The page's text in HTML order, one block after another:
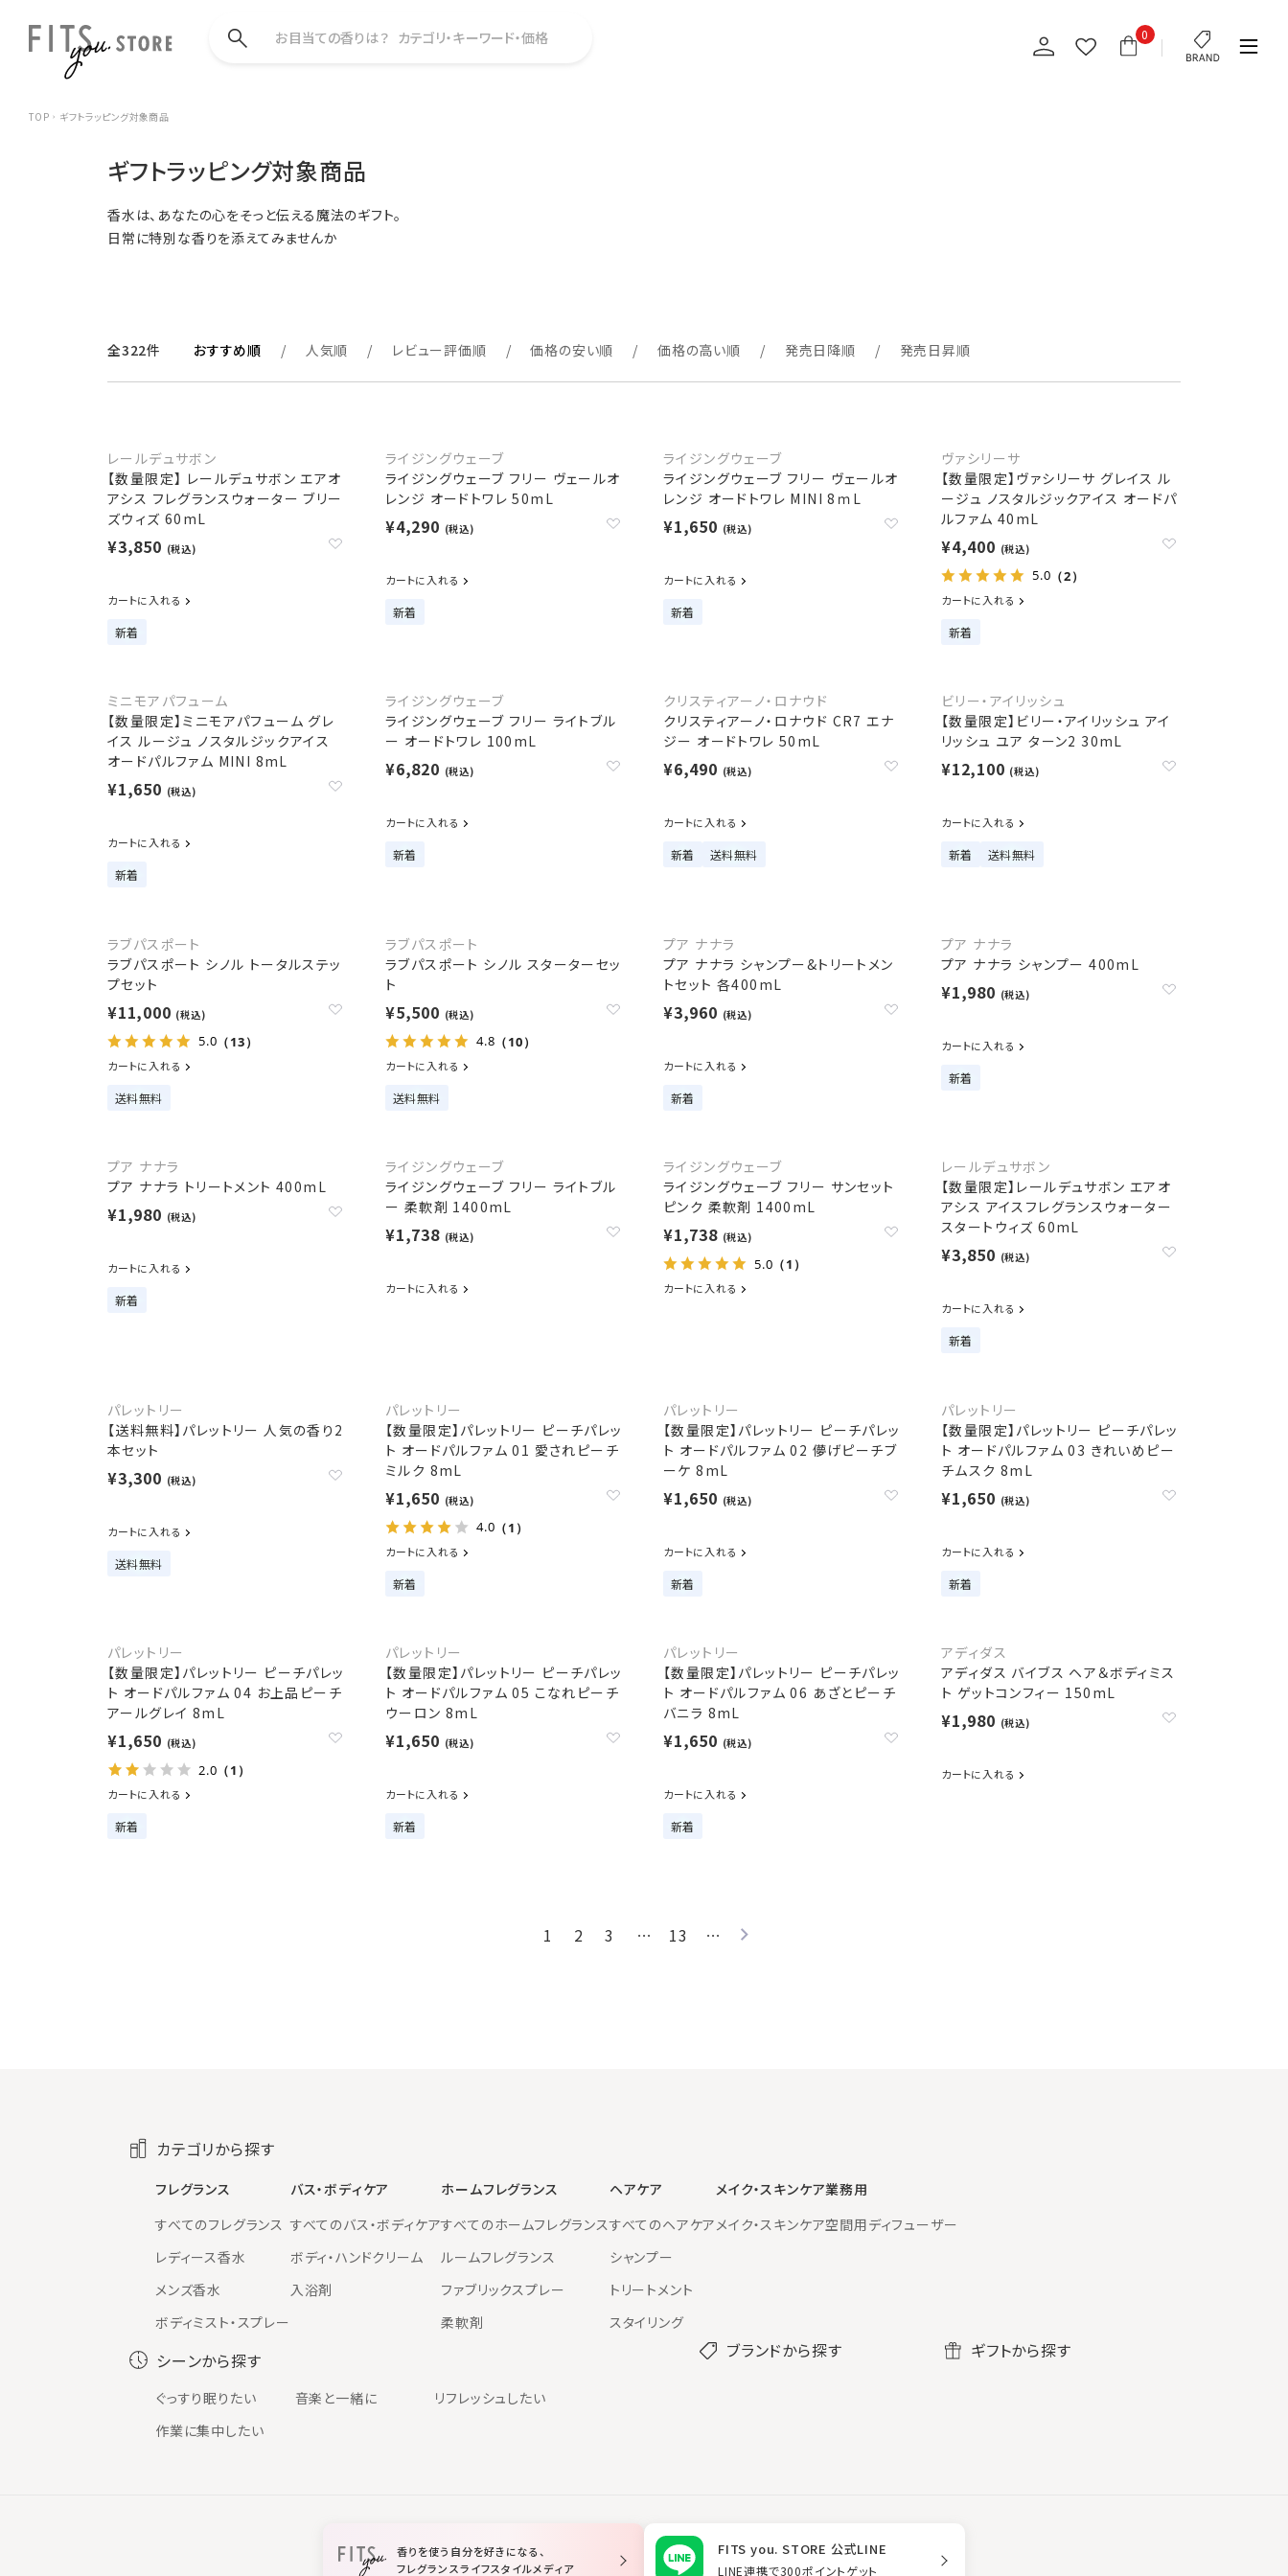
0
お目当ての香りは？ カテゴリ・キーワード・価格
TOP ギフトラッピング対象商品
ギフトラッピング対象商品
香水は、あなたの心をそっと伝える魔法のギフト。
日常に特別な香りを添えてみませんか
全322件 おすすめ順 人気順 レビュー評価順 価格の安い順 価格の高い順 発売日降順 発売日昇順
レールデュサボン
【数量限定】 レールデュサボン エアオ
アシス フレグランスウォーター ブリー
ズウィズ 60mL
¥3,850 (税込)
カートに入れる
新着
ライジングウェーブ
ライジングウェーブ フリー ヴェールオ
レンジ オードトワレ 50mL
¥4,290 (税込)
カートに入れる
新着
ライジングウェーブ
ライジングウェーブ フリー ヴェールオ
レンジ オードトワレ MINI 8ｍL
¥1,650 (税込)
カートに入れる
新着
ヴァシリーサ
【数量限定】ヴァシリーサ グレイス ル
ージュ ノスタルジックアイス オードパ
ルファム 40mL
¥4,400 (税込)
5.0 （2）
カートに入れる
新着
ミニモアパフューム
【数量限定】ミニモアパフューム グレ
イス ルージュ ノスタルジックアイス
オードパルファム MINI 8mL
¥1,650 (税込)
カートに入れる
新着
ライジングウェーブ
ライジングウェーブ フリー ライトブル
ー オードトワレ 100mL
¥6,820 (税込)
カートに入れる
新着
クリスティアーノ・ロナウド
クリスティアーノ・ロナウド CR7 エナ
ジー オードトワレ 50mL
¥6,490 (税込)
カートに入れる
新着 送料無料
ビリー・アイリッシュ
【数量限定】ビリー・アイリッシュ アイ
リッシュ ユア ターン2 30mL
¥12,100 (税込)
カートに入れる
新着 送料無料
ラブパスポート
ラブパスポート シノル トータルステッ
プセット
¥11,000 (税込)
5.0 （13）
カートに入れる
送料無料
ラブパスポート
ラブパスポート シノル スターターセッ
ト
¥5,500 (税込)
4.8 （10）
カートに入れる
送料無料
プア ナナラ
プア ナナラ シャンプー&トリートメン
トセット 各400mL
¥3,960 (税込)
カートに入れる
新着
プア ナナラ
プア ナナラ シャンプー 400mL
¥1,980 (税込)
カートに入れる
新着
プア ナナラ
プア ナナラ トリートメント 400mL
¥1,980 (税込)
カートに入れる
新着
ライジングウェーブ
ライジングウェーブ フリー ライトブル
ー 柔軟剤 1400mL
¥1,738 (税込)
カートに入れる
ライジングウェーブ
ライジングウェーブ フリー サンセット
ピンク 柔軟剤 1400mL
¥1,738 (税込)
5.0 （1）
カートに入れる
レールデュサボン
【数量限定】レールデュサボン エアオ
アシス アイスフレグランスウォーター
スタートウィズ 60mL
¥3,850 (税込)
カートに入れる
新着
パレットリー
【送料無料】パレットリー 人気の香り2
本セット
¥3,300 (税込)
カートに入れる
送料無料
パレットリー
【数量限定】パレットリー ピーチパレッ
ト オードパルファム 01 愛されピーチ
ミルク 8mL
¥1,650 (税込)
4.0 （1）
カートに入れる
新着
パレットリー
【数量限定】パレットリー ピーチパレッ
ト オードパルファム 02 儚げピーチブ
ーケ 8mL
¥1,650 (税込)
カートに入れる
新着
パレットリー
【数量限定】パレットリー ピーチパレッ
ト オードパルファム 03 きれいめピー
チムスク 8mL
¥1,650 (税込)
カートに入れる
新着
パレットリー
【数量限定】パレットリー ピーチパレッ
ト オードパルファム 04 お上品ピーチ
アールグレイ 8mL
¥1,650 (税込)
2.0 （1）
カートに入れる
新着
パレットリー
【数量限定】パレットリー ピーチパレッ
ト オードパルファム 05 こなれピーチ
ウーロン 8mL
¥1,650 (税込)
カートに入れる
新着
パレットリー
【数量限定】パレットリー ピーチパレッ
ト オードパルファム 06 あざとピーチ
バニラ 8mL
¥1,650 (税込)
カートに入れる
新着
アディダス
アディダス バイブス ヘア＆ボディミス
ト ゲットコンフィー 150mL
¥1,980 (税込)
カートに入れる
1 2 3 … 13 …
カテゴリから探す
フレグランス
すべてのフレグランス
レディース香水
メンズ香水
ボディミスト・スプレー
バス・ボディケア
すべてのバス・ボディケア
ボディ・ハンドクリーム
入浴剤
ホームフレグランス
すべてのホームフレグランス
ルームフレグランス
ファブリックスプレー
柔軟剤
ヘアケア
すべてのヘアケア
シャンプー
トリートメント
スタイリング
メイク・スキンケア
メイク・スキンケア
業務用
空間用ディフューザー
シーンから探す
ぐっすり眠りたい 音楽と一緒に
リフレッシュしたい
作業に集中したい
ブランドから探す ギフトから探す
香りを使う自分を好きになる、
フレグランスライフスタイルメディア
FITS you. STORE 公式LINE
LINE連携で300ポイントゲット